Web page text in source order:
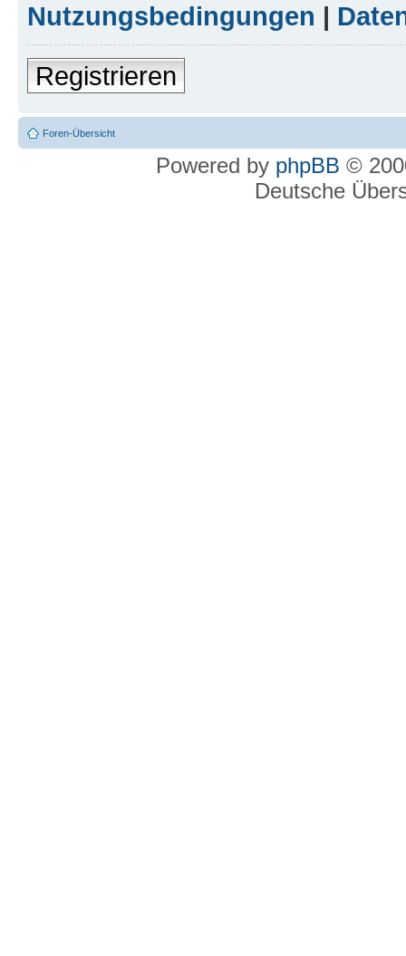
Nutzungsbedingungen |
Registrieren
Foren-Übersicht
Powered by phpBB ©
Deutsche